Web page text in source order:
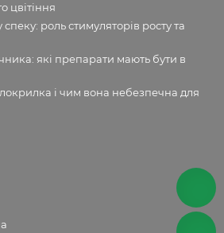
цвітіння
роль стимуляторів росту та
які препарати мають бути в
і чим вона небезпечна для